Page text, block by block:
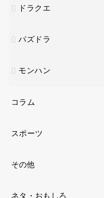
ドラクエ
パズドラ
モンハン
コラム
スポーツ
その他
ネタ・おもしろ